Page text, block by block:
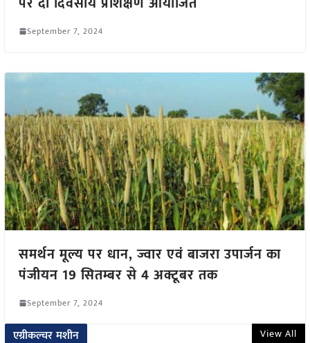
September 7, 2024
समर्थन मूल्य पर धान, ज्वार एवं बाजरा उपार्जन का
पंजीयन 19 सितम्बर से 4 अक्टूबर तक
September 7, 2024
एग्रीकल्चर मशीन View All